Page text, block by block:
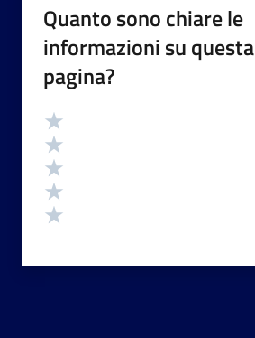
Quanto sono chiare le
informazioni su questa
pagina?
Valutazione